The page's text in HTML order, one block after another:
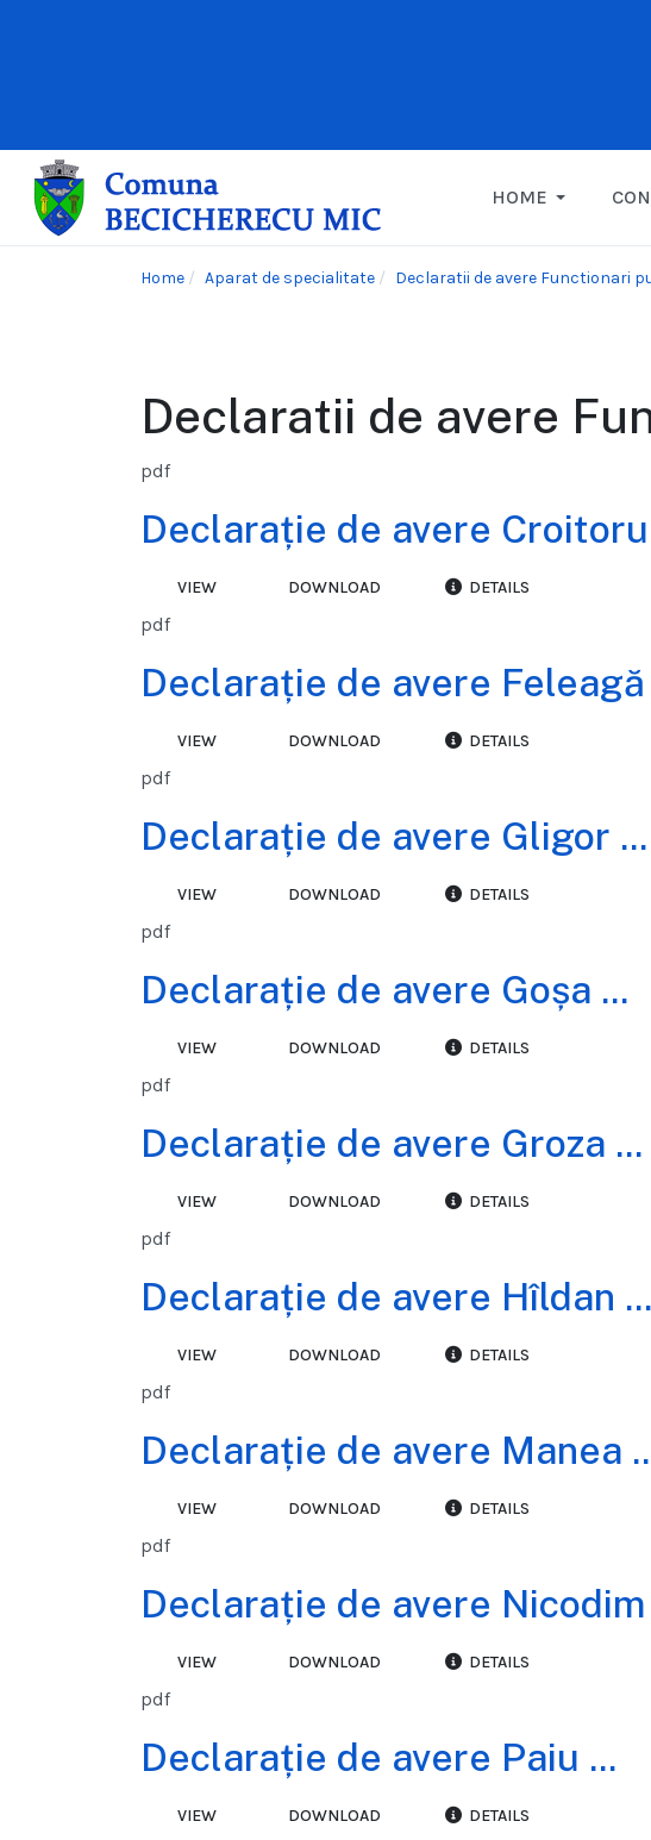
HOME
Home Aparat de specialitate Declaratii de avere Functionari
Declaratii de avere
pdf
Declarație de avere Croitoru
VIEW DOWNLOAD DETAILS
pdf
Declarație de avere Feleagă
VIEW DOWNLOAD DETAILS
pdf
Declarație de avere Gligor ...
VIEW DOWNLOAD DETAILS
pdf
Declarație de avere Goșa ...
VIEW DOWNLOAD DETAILS
pdf
Declarație de avere Groza ...
VIEW DOWNLOAD DETAILS
pdf
Declarație de avere Hîldan ...
VIEW DOWNLOAD DETAILS
pdf
Declarație de avere Manea
VIEW DOWNLOAD DETAILS
pdf
Declarație de avere Nicodim
VIEW DOWNLOAD DETAILS
pdf
Declarație de avere Paiu ...
VIEW DOWNLOAD DETAILS